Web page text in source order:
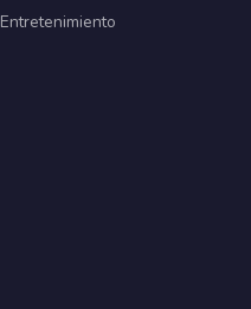
Entretenimiento